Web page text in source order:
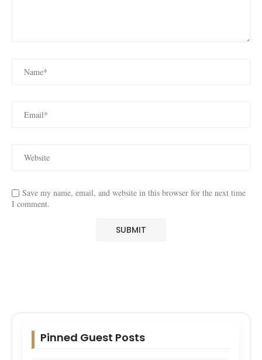
Save my name, email, and website in this browser for the next time
I comment.
Pinned Guest Posts